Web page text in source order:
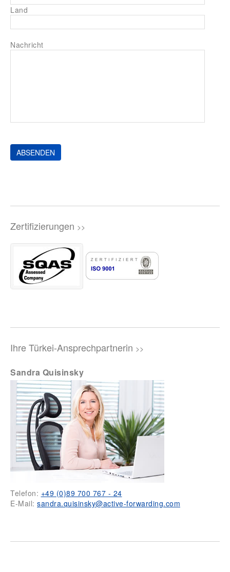
Land
Nachricht
Zertifizierungen >>
Ihre Türkei-Ansprechpartnerin >>
Sandra Quisinsky
Telefon: +49 (0)89 700 767 - 24
E-Mail: sandra.quisinsky@active-forwarding.com